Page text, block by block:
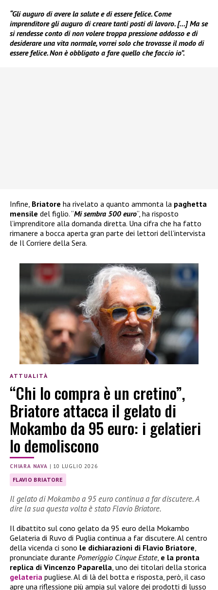
“Gli auguro di avere la salute e di essere felice. Come
imprenditore gli auguro di creare tanti posti di lavoro. […] Ma se
si rendesse conto di non volere troppa pressione addosso e di
desiderare una vita normale, vorrei solo che trovasse il modo di
essere felice. Non è obbligato a fare quello che faccio io”.
Infine, Briatore ha rivelato a quanto ammonta la paghetta
mensile del figlio. “Mi sembra 500 euro“, ha risposto
l’imprenditore alla domanda diretta. Una cifra che ha fatto
rimanere a bocca aperta gran parte dei lettori dell’intervista
de Il Corriere della Sera.
ATTUALITÀ
“Chi lo compra è un cretino”,
Briatore attacca il gelato di
Mokambo da 95 euro: i gelatieri
lo demoliscono
CHIARA NAVA | 10 LUGLIO 2026
FLAVIO BRIATORE
Il gelato di Mokambo a 95 euro continua a far discutere. A
dire la sua questa volta è stato Flavio Briatore.
Il dibattito sul cono gelato da 95 euro della Mokambo
Gelateria di Ruvo di Puglia continua a far discutere. Al centro
della vicenda ci sono le dichiarazioni di Flavio Briatore,
pronunciate durante Pomeriggio Cinque Estate, e la pronta
replica di Vincenzo Paparella, uno dei titolari della storica
gelateria pugliese. Al di là del botta e risposta, però, il caso
apre una riflessione più ampia sul valore dei prodotti di lusso